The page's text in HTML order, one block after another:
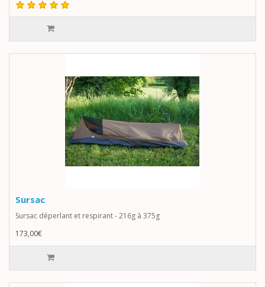
Sursac
Sursac déperlant et respirant - 216g à 375g
173,00€